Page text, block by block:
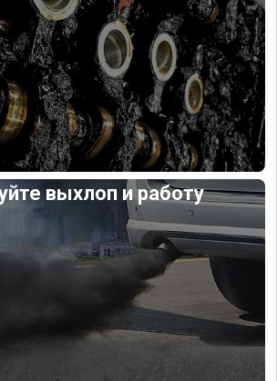
выхлоп и работу